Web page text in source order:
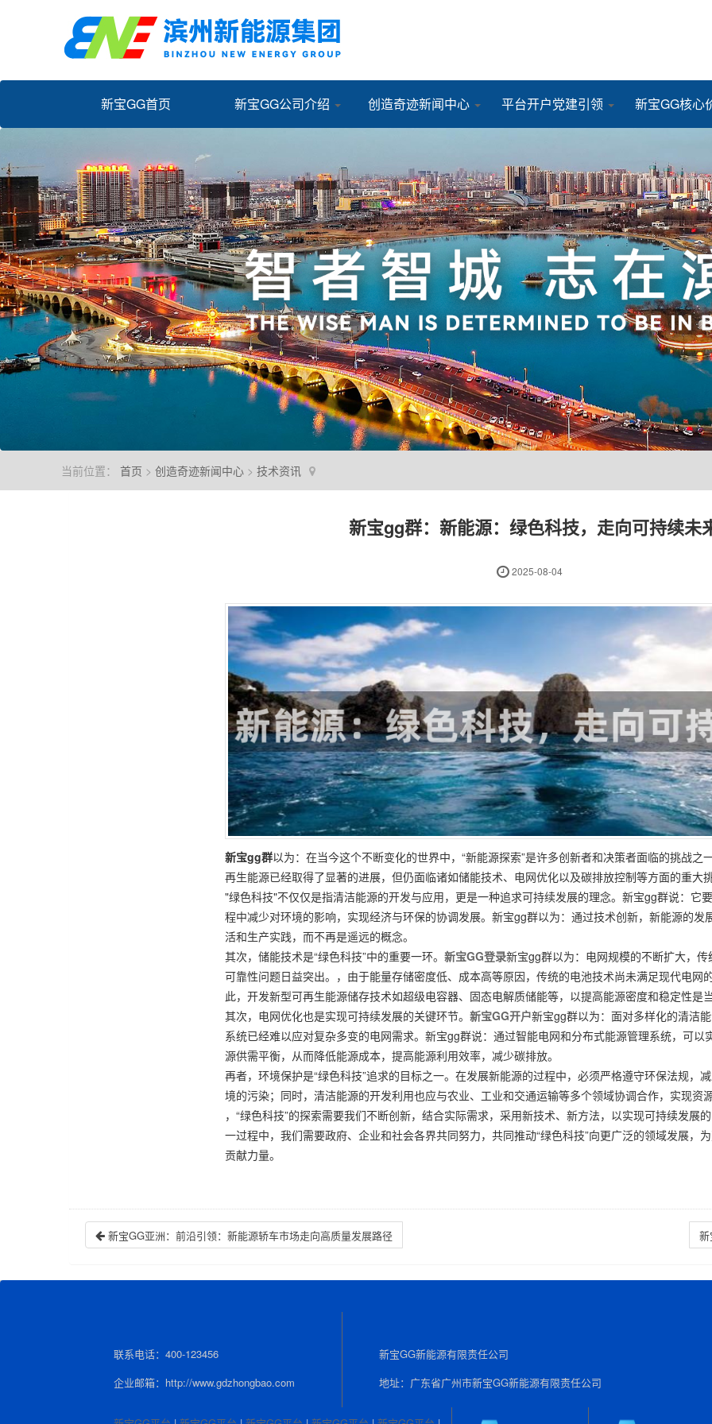
新宝GG首页 新宝GG公司介绍 创造奇迹新闻中心 平台开户党建引领 新宝GG核心
当前位置： 首页 > 创造奇迹新闻中心 > 技术资讯
新宝gg群：新能源：绿色科技，走向可持续未
2025-08-04
新宝gg群以为：在当今这个不断变化的世界中，“新能源探索”是许多创新者和决策者面临的挑战之
再生能源已经取得了显著的进展，但仍面临诸如储能技术、电网优化以及碳排放控制等方面的重大
"绿色科技"不仅仅是指清洁能源的开发与应用，更是一种追求可持续发展的理念。新宝gg群说：它
程中减少对环境的影响，实现经济与环保的协调发展。新宝gg群以为：通过技术创新，新能源的发
活和生产实践，而不再是遥远的概念。
其次，储能技术是“绿色科技”中的重要一环。 新宝GG登录新宝gg群以为：电网规模的不断扩大，
可靠性问题日益突出。，由于能量存储密度低、成本高等原因，传统的电池技术尚未满足现代电网
此，开发新型可再生能源储存技术如超级电容器、固态电解质储能等，以提高能源密度和稳定性是
其次，电网优化也是实现可持续发展的关键环节。 新宝GG开户新宝gg群以为：面对多样化的清洁
系统已经难以应对复杂多变的电网需求。新宝gg群说：通过智能电网和分布式能源管理系统，可以
源供需平衡，从而降低能源成本，提高能源利用效率，减少碳排放。
再者，环境保护是“绿色科技”追求的目标之一。在发展新能源的过程中，必须严格遵守环保法规，
境的污染；同时，清洁能源的开发利用也应与农业、工业和交通运输等多个领域协调合作，实现资
，“绿色科技”的探索需要我们不断创新，结合实际需求，采用新技术、新方法，以实现可持续发展
一过程中，我们需要政府、企业和社会各界共同努力，共同推动“绿色科技”向更广泛的领域发展，
贡献力量。
新宝GG亚洲：前沿引领：新能源轿车市场走向高质量发展路径
联系电话：400-123456
企业邮箱：http://www.gdzhongbao.com
新宝GG新能源有限责任公司
地址：广东省广州市新宝GG新能源有限责任公司